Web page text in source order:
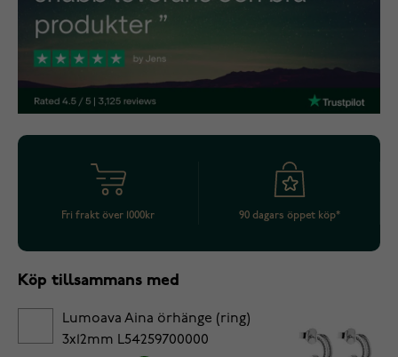
Fri frakt över 1000kr 90 dagars öppet köp*
Köp tillsammans med
Lumoava Aina örhänge (ring)
3x12mm L54259700000